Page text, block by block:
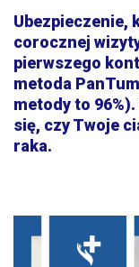
Ubezpieczenie,
corocznej
pierwszego
metoda
metody to
się, czy Twoje
raka.